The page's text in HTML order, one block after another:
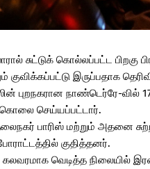
சுட்டுக் கொல்லப்பட்ட பிறகு
குவிக்கப்பட்டு இருப்பதாக
புறநகரான நாண்டெர்ரே-வில்
கொலை செய்யப்பட்டார்.
பாரிஸ் மற்றும் அதனை
குதித்தனர்.
வெடித்த நிலையில்